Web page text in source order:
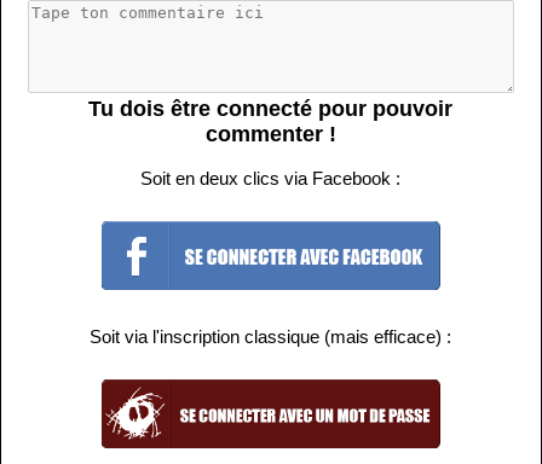
Tu dois être connecté pour pouvoir
commenter !
Soit en deux clics via Facebook :
Soit via l'inscription classique (mais efficace) :